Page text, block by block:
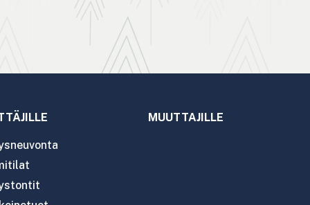
MUUTTAJILLE